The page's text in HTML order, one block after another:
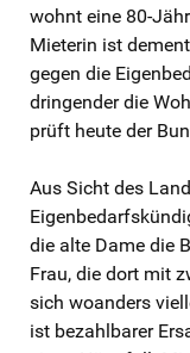
wohnt eine 80-
Mieterin ist
gegen die
dringender die
prüft heute der
Aus Sicht des
die alte Dame die
Frau, die dort mit
sich woanders
ist bezahlbarer